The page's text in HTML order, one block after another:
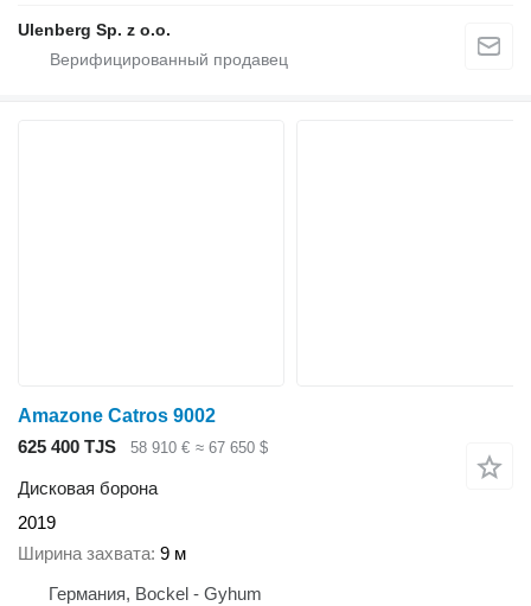
Ulenberg Sp. z o.o.
Amazone Catros 9002
625 400 TJS
58 910 € ≈ 67 650 $
Дисковая борона
2019
Ширина захвата 9 м
Германия, Bockel - Gyhum